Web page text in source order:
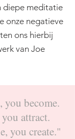
diepe meditatie
onze negatieve
ons hierbij
van Joe
become.
attract.
you create."